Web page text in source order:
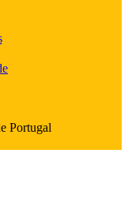
Portugal